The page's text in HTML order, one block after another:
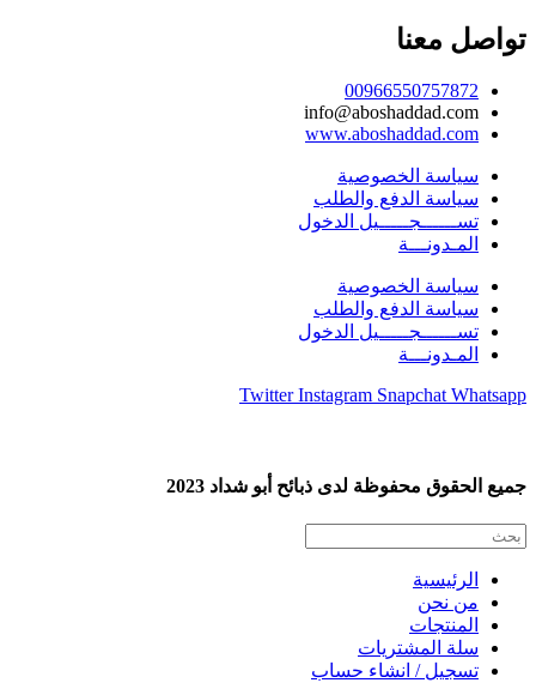
تواصل معنا
00966550757872
info@aboshaddad.com
www.aboshaddad.com
سياسة الخصوصية
سياسة الدفع والطلب
تســــــجـــــيل الدخول
المـدونـــة
سياسة الخصوصية
سياسة الدفع والطلب
تســــــجـــــيل الدخول
المـدونـــة
Twitter Instagram Snapchat Whatsapp
جميع الحقوق محفوظة لدى ذبائح أبو شداد 2023
الرئيسية
من نحن
المنتجات
سلة المشتريات
تسجيل / انشاء حساب